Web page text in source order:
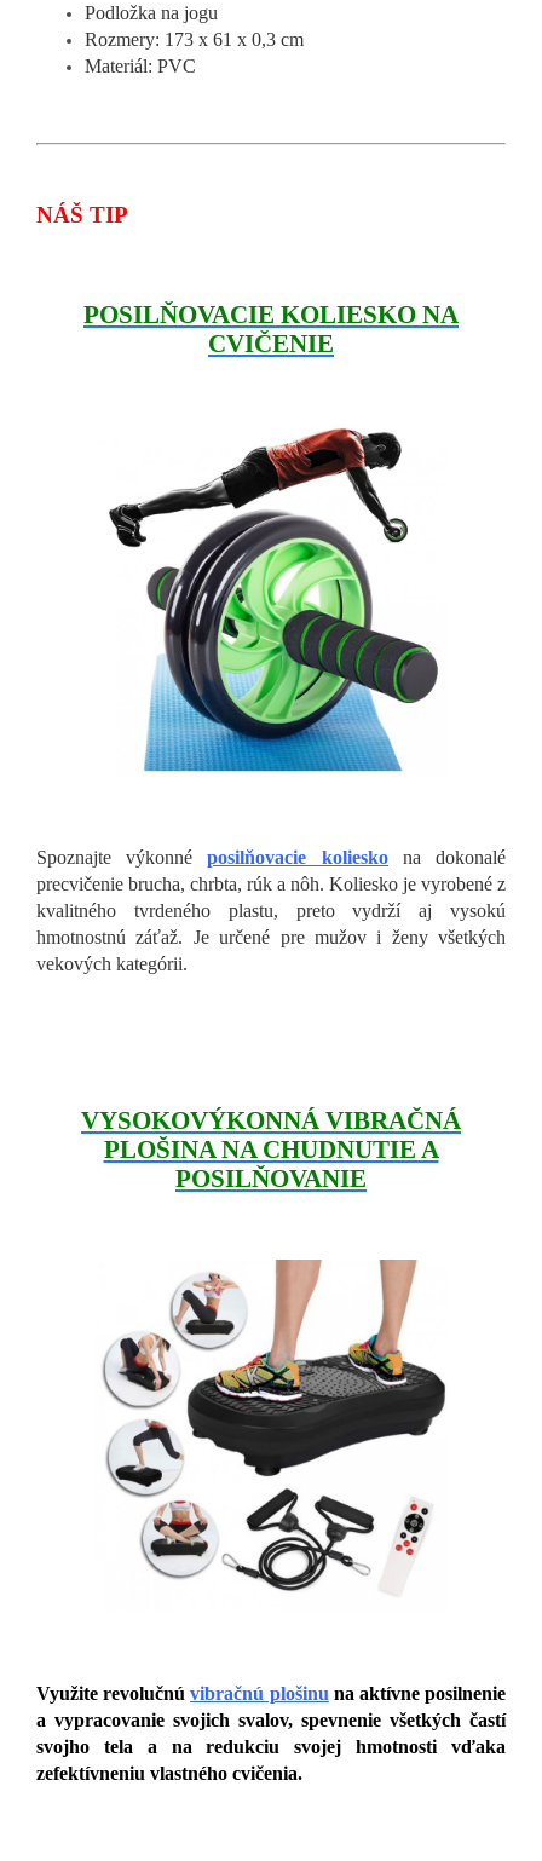
Podložka na jogu
Rozmery: 173 x 61 x 0,3 cm
Materiál: PVC
NÁŠ TIP
POSILŇOVACIE KOLIESKO NA
CVIČENIE
Spoznajte výkonnéposilňovacie kolieskona dokonalé
precvičenie brucha, chrbta, rúk a nôh. Koliesko je vyrobené z
kvalitného tvrdeného plastu, preto vydrží aj vysokú
hmotnostnú záťaž. Je určené pre mužov i ženy všetkých
vekových kategórii.
VYSOKOVÝKONNÁ VIBRAČNÁ
PLOŠINA NA CHUDNUTIE A
POSILŇOVANIE
Využite revolučnúvibračnú plošinu na aktívne posilnenie
a vypracovanie svojich svalov, spevnenie všetkých častí
svojho tela a na redukciu svojej hmotnosti vďaka
zefektívneniu vlastného cvičenia.